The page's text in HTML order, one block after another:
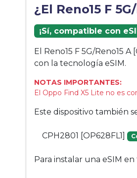
¿El Reno15 F
¡Sí, compatible con
El Reno15 F 5G/Reno15
con la tecnología eSIM.
NOTAS IMPORTANTES:
El Oppo Find X5 Lite no es
Este dispositivo también
CPH2801 [OP628FL1]
Para instalar una eSIM